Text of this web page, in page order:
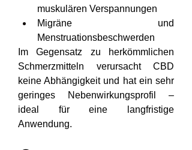
muskulären Verspannungen
Migräne und
Menstruationsbeschwerden
Im Gegensatz zu herkömmlichen
Schmerzmitteln verursacht CBD
keine Abhängigkeit und hat ein sehr
geringes Nebenwirkungsprofil –
ideal für eine langfristige
Anwendung.